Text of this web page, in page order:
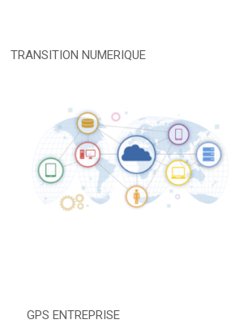
TRANSITION NUMERIQUE
GPS ENTREPRISE